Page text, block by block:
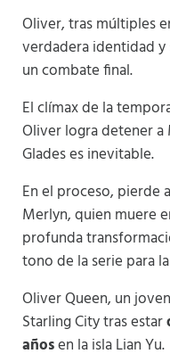
Oliver, tras múltiples
verdadera identidad
un combate final.
El clímax de la
Oliver logra detener
Glades es inevitable.
En el proceso, pierde
Merlyn, quien muere
profunda
tono de la serie para
Oliver Queen, un
Starling City tras estar
añosen la isla Lian Yu.